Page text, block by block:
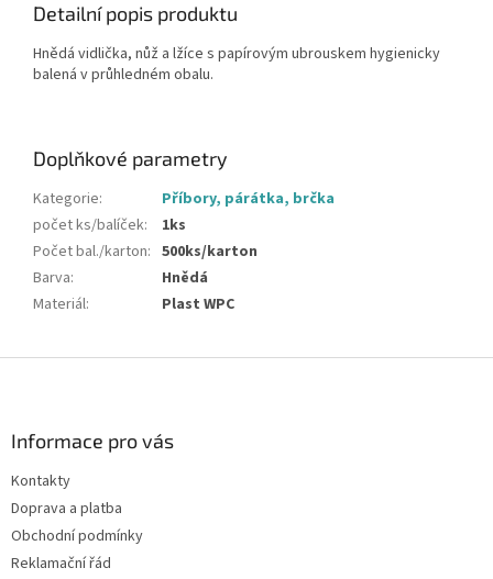
Detailní popis produktu
Hnědá vidlička, nůž a lžíce s papírovým ubrouskem hygienicky
balená v průhledném obalu.
Doplňkové parametry
Kategorie:
Příbory, párátka, brčka
počet ks/balíček:
1ks
Počet bal./karton: 500ks/karton
Barva:
Hnědá
Materiál: Plast WPC
Informace pro vás
Kontakty
Doprava a platba
Obchodní podmínky
Reklamační řád